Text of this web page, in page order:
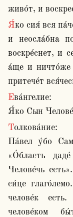
живо́т, и
Я́ко сия́ вся па́че всех суть я́же и возводи́ти могу́ща
и неосла́бна
воскре́снет, и
а́ще и ничто́же
притече́т
Ева́нгелие:
Я́ко Сын
Толкова́ние:
Па́вел у́бо
«О́бласть
Челове́чь
си́це
челове́к
челове́ком